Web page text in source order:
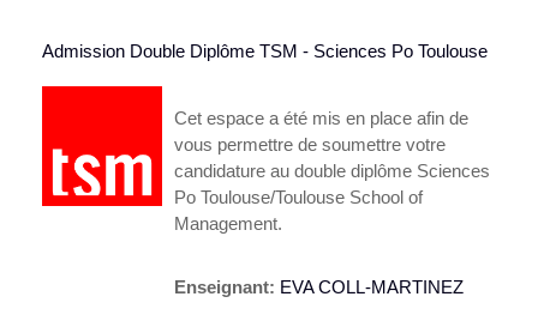
Admission Double Diplôme TSM - Sciences Po Toulouse
Cet espace a été mis en place afin de
vous permettre de soumettre votre
candidature au double diplôme Sciences
Po Toulouse/Toulouse School of
Management.
Enseignant: EVA COLL-MARTINEZ